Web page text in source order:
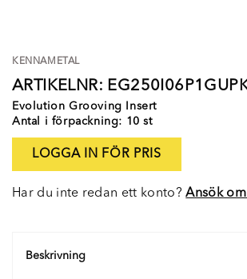
KENNAMETAL
ARTIKELNR:
Evolution Grooving Insert
Antal i förpackning: 10 st
LOGGA IN FÖR PRIS
Har du inte redan ett konto?Ansök
Beskrivning